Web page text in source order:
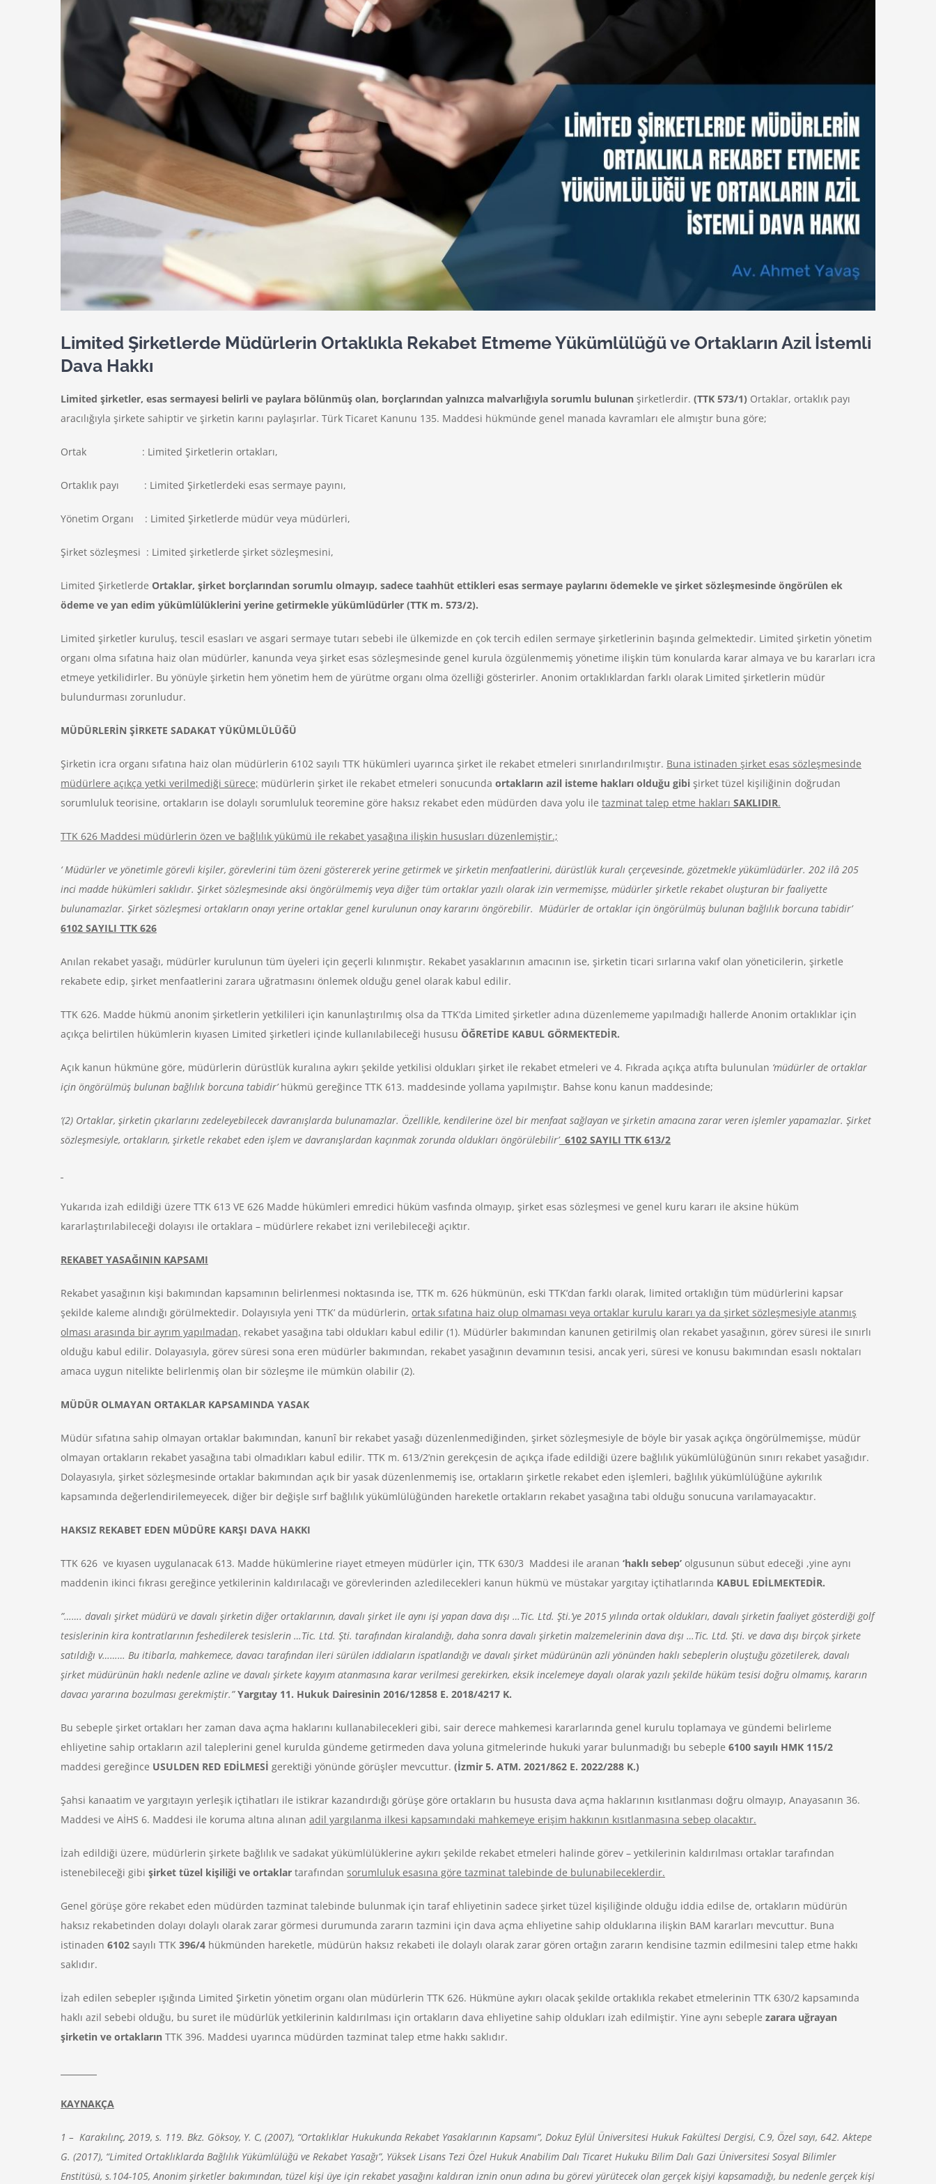
Limited Şirketlerde Müdürlerin Ortaklıkla Rekabet Etmeme Yükümlülüğü ve Ortakların Azil İstemli
Dava Hakkı
Limited şirketler, esas sermayesi belirli ve paylara bölünmüş olan, borçlarından yalnızca malvarlığıyla sorumlu bulunan şirketlerdir. (TTK 573/1) Ortaklar, ortaklık payı
aracılığıyla şirkete sahiptir ve şirketin karını paylaşırlar. Türk Ticaret Kanunu 135. Maddesi hükmünde genel manada kavramları ele almıştır buna göre;
Ortak : Limited Şirketlerin ortakları,
Ortaklık payı : Limited Şirketlerdeki esas sermaye payını,
Yönetim Organı : Limited Şirketlerde müdür veya müdürleri,
Şirket sözleşmesi : Limited şirketlerde şirket sözleşmesini,
Limited Şirketlerde Ortaklar, şirket borçlarından sorumlu olmayıp, sadece taahhüt ettikleri esas sermaye paylarını ödemekle ve şirket sözleşmesinde öngörülen ek
ödeme ve yan edim yükümlülüklerini yerine getirmekle yükümlüdürler (TTK m. 573/2).
Limited şirketler kuruluş, tescil esasları ve asgari sermaye tutarı sebebi ile ülkemizde en çok tercih edilen sermaye şirketlerinin başında gelmektedir. Limited şirketin yönetim
organı olma sıfatına haiz olan müdürler, kanunda veya şirket esas sözleşmesinde genel kurula özgülenmemiş yönetime ilişkin tüm konularda karar almaya ve bu kararları icra
etmeye yetkilidirler. Bu yönüyle şirketin hem yönetim hem de yürütme organı olma özelliği gösterirler. Anonim ortaklıklardan farklı olarak Limited şirketlerin müdür
bulundurması zorunludur.
MÜDÜRLERİN ŞİRKETE SADAKAT YÜKÜMLÜLÜĞÜ
Şirketin icra organı sıfatına haiz olan müdürlerin 6102 sayılı TTK hükümleri uyarınca şirket ile rekabet etmeleri sınırlandırılmıştır. Buna istinaden şirket esas sözleşmesinde
müdürlere açıkça yetki verilmediği sürece; müdürlerin şirket ile rekabet etmeleri sonucunda ortakların azil isteme hakları olduğu gibi şirket tüzel kişiliğinin doğrudan
sorumluluk teorisine, ortakların ise dolaylı sorumluluk teoremine göre haksız rekabet eden müdürden dava yolu ile tazminat talep etme hakları SAKLIDIR.
TTK 626 Maddesi müdürlerin özen ve bağlılık yükümü ile rekabet yasağına ilişkin hususları düzenlemiştir.;
‘ Müdürler ve yönetimle görevli kişiler, görevlerini tüm özeni göstererek yerine getirmek ve şirketin menfaatlerini, dürüstlük kuralı çerçevesinde, gözetmekle yükümlüdürler. 202 ilâ 205
inci madde hükümleri saklıdır. Şirket sözleşmesinde aksi öngörülmemiş veya diğer tüm ortaklar yazılı olarak izin vermemişse, müdürler şirketle rekabet oluşturan bir faaliyette
bulunamazlar. Şirket sözleşmesi ortakların onayı yerine ortaklar genel kurulunun onay kararını öngörebilir. Müdürler de ortaklar için öngörülmüş bulunan bağlılık borcuna tabidir’
6102 SAYILI TTK 626
Anılan rekabet yasağı, müdürler kurulunun tüm üyeleri için geçerli kılınmıştır. Rekabet yasaklarının amacının ise, şirketin ticari sırlarına vakıf olan yöneticilerin, şirketle
rekabete edip, şirket menfaatlerini zarara uğratmasını önlemek olduğu genel olarak kabul edilir.
TTK 626. Madde hükmü anonim şirketlerin yetkilileri için kanunlaştırılmış olsa da TTK’da Limited şirketler adına düzenlememe yapılmadığı hallerde Anonim ortaklıklar için
açıkça belirtilen hükümlerin kıyasen Limited şirketleri içinde kullanılabileceği hususu ÖĞRETİDE KABUL GÖRMEKTEDİR.
Açık kanun hükmüne göre, müdürlerin dürüstlük kuralına aykırı şekilde yetkilisi oldukları şirket ile rekabet etmeleri ve 4. Fıkrada açıkça atıfta bulunulan ‘müdürler de ortaklar
için öngörülmüş bulunan bağlılık borcuna tabidir’hükmü gereğince TTK 613. maddesinde yollama yapılmıştır. Bahse konu kanun maddesinde;
‘(2) Ortaklar, şirketin çıkarlarını zedeleyebilecek davranışlarda bulunamazlar. Özellikle, kendilerine özel bir menfaat sağlayan ve şirketin amacına zarar veren işlemler yapamazlar. Şirket
sözleşmesiyle, ortakların, şirketle rekabet eden işlem ve davranışlardan kaçınmak zorunda oldukları öngörülebilir’ 6102 SAYILI TTK 613/2
Yukarıda izah edildiği üzere TTK 613 VE 626 Madde hükümleri emredici hüküm vasfında olmayıp, şirket esas sözleşmesi ve genel kuru kararı ile aksine hüküm
kararlaştırılabileceği dolayısı ile ortaklara – müdürlere rekabet izni verilebileceği açıktır.
REKABET YASAĞININ KAPSAMI
Rekabet yasağının kişi bakımından kapsamının belirlenmesi noktasında ise, TTK m. 626 hükmünün, eski TTK’dan farklı olarak, limited ortaklığın tüm müdürlerini kapsar
şekilde kaleme alındığı görülmektedir. Dolayısıyla yeni TTK’ da müdürlerin, ortak sıfatına haiz olup olmaması veya ortaklar kurulu kararı ya da şirket sözleşmesiyle atanmış
olması arasında bir ayrım yapılmadan, rekabet yasağına tabi oldukları kabul edilir (1). Müdürler bakımından kanunen getirilmiş olan rekabet yasağının, görev süresi ile sınırlı
olduğu kabul edilir. Dolayasıyla, görev süresi sona eren müdürler bakımından, rekabet yasağının devamının tesisi, ancak yeri, süresi ve konusu bakımından esaslı noktaları
amaca uygun nitelikte belirlenmiş olan bir sözleşme ile mümkün olabilir (2).
MÜDÜR OLMAYAN ORTAKLAR KAPSAMINDA YASAK
Müdür sıfatına sahip olmayan ortaklar bakımından, kanunî bir rekabet yasağı düzenlenmediğinden, şirket sözleşmesiyle de böyle bir yasak açıkça öngörülmemişse, müdür
olmayan ortakların rekabet yasağına tabi olmadıkları kabul edilir. TTK m. 613/2’nin gerekçesin de açıkça ifade edildiği üzere bağlılık yükümlülüğünün sınırı rekabet yasağıdır.
Dolayasıyla, şirket sözleşmesinde ortaklar bakımından açık bir yasak düzenlenmemiş ise, ortakların şirketle rekabet eden işlemleri, bağlılık yükümlülüğüne aykırılık
kapsamında değerlendirilemeyecek, diğer bir değişle sırf bağlılık yükümlülüğünden hareketle ortakların rekabet yasağına tabi olduğu sonucuna varılamayacaktır.
HAKSIZ REKABET EDEN MÜDÜRE KARŞI DAVA HAKKI
TTK 626 ve kıyasen uygulanacak 613. Madde hükümlerine riayet etmeyen müdürler için, TTK 630/3 Maddesi ile aranan ‘haklı sebep’ olgusunun sübut edeceği ,yine aynı
maddenin ikinci fıkrası gereğince yetkilerinin kaldırılacağı ve görevlerinden azledilecekleri kanun hükmü ve müstakar yargıtay içtihatlarında KABUL EDİLMEKTEDİR.
”……. davalı şirket müdürü ve davalı şirketin diğer ortaklarının, davalı şirket ile aynı işi yapan dava dışı …Tic. Ltd. Şti.’ye 2015 yılında ortak oldukları, davalı şirketin faaliyet gösterdiği golf
tesislerinin kira kontratlarının feshedilerek tesislerin …Tic. Ltd. Şti. tarafından kiralandığı, daha sonra davalı şirketin malzemelerinin dava dışı …Tic. Ltd. Şti. ve dava dışı birçok şirkete
satıldığı v……… Bu itibarla, mahkemece, davacı tarafından ileri sürülen iddiaların ispatlandığı ve davalı şirket müdürünün azli yönünden haklı sebeplerin oluştuğu gözetilerek, davalı
şirket müdürünün haklı nedenle azline ve davalı şirkete kayyım atanmasına karar verilmesi gerekirken, eksik incelemeye dayalı olarak yazılı şekilde hüküm tesisi doğru olmamış, kararın
davacı yararına bozulması gerekmiştir.” Yargıtay 11. Hukuk Dairesinin 2016/12858 E. 2018/4217 K.
Bu sebeple şirket ortakları her zaman dava açma haklarını kullanabilecekleri gibi, sair derece mahkemesi kararlarında genel kurulu toplamaya ve gündemi belirleme
ehliyetine sahip ortakların azil taleplerini genel kurulda gündeme getirmeden dava yoluna gitmelerinde hukuki yarar bulunmadığı bu sebeple 6100 sayılı HMK 115/2
maddesi gereğince USULDEN RED EDİLMESİ gerektiği yönünde görüşler mevcuttur. (İzmir 5. ATM. 2021/862 E. 2022/288 K.)
Şahsi kanaatim ve yargıtayın yerleşik içtihatları ile istikrar kazandırdığı görüşe göre ortakların bu hususta dava açma haklarının kısıtlanması doğru olmayıp, Anayasanın 36.
Maddesi ve AİHS 6. Maddesi ile koruma altına alınan adil yargılanma ilkesi kapsamındaki mahkemeye erişim hakkının kısıtlanmasına sebep olacaktır.
İzah edildiği üzere, müdürlerin şirkete bağlılık ve sadakat yükümlülüklerine aykırı şekilde rekabet etmeleri halinde görev – yetkilerinin kaldırılması ortaklar tarafından
istenebileceği gibi şirket tüzel kişiliği ve ortaklar tarafından sorumluluk esasına göre tazminat talebinde de bulunabileceklerdir.
Genel görüşe göre rekabet eden müdürden tazminat talebinde bulunmak için taraf ehliyetinin sadece şirket tüzel kişiliğinde olduğu iddia edilse de, ortakların müdürün
haksız rekabetinden dolayı dolaylı olarak zarar görmesi durumunda zararın tazmini için dava açma ehliyetine sahip olduklarına ilişkin BAM kararları mevcuttur. Buna
istinaden 6102 sayılı TTK 396/4 hükmünden hareketle, müdürün haksız rekabeti ile dolaylı olarak zarar gören ortağın zararın kendisine tazmin edilmesini talep etme hakkı
saklıdır.
İzah edilen sebepler ışığında Limited Şirketin yönetim organı olan müdürlerin TTK 626. Hükmüne aykırı olacak şekilde ortaklıkla rekabet etmelerinin TTK 630/2 kapsamında
haklı azil sebebi olduğu, bu suret ile müdürlük yetkilerinin kaldırılması için ortakların dava ehliyetine sahip oldukları izah edilmiştir. Yine aynı sebeple zarara uğrayan
şirketin ve ortakların TTK 396. Maddesi uyarınca müdürden tazminat talep etme hakkı saklıdır.
KAYNAKÇA
1 – Karakılınç, 2019, s. 119. Bkz. Göksoy, Y. C, (2007), “Ortaklıklar Hukukunda Rekabet Yasaklarının Kapsamı”, Dokuz Eylül Üniversitesi Hukuk Fakültesi Dergisi, C.9, Özel sayı, 642. Aktepe
G. (2017), “Limited Ortaklıklarda Bağlılık Yükümlülüğü ve Rekabet Yasağı”, Yüksek Lisans Tezi Özel Hukuk Anabilim Dalı Ticaret Hukuku Bilim Dalı Gazi Üniversitesi Sosyal Bilimler
Enstitüsü, s.104-105, Anonim şirketler bakımından, tüzel kişi üye için rekabet yasağını kaldıran iznin onun adına bu görevi yürütecek olan gerçek kişiyi kapsamadığı, bu nedenle gerçek kişi